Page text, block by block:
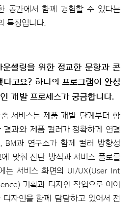
공간에서 함께 경험할 수 있다는
특징입니다.
셀링을 위한 정교한 문항과 콘
다고요? 하나의 프로그램이 완성
개발 프로세스가 궁금합니다.
서비스는 제품 개발 단계부터 함
결과와 제품 컬러가 정확하게 연결
BM과 연구소가 함께 컬러 방향성
맞춰 진단 방식과 서비스 플로를
는 서비스 화면의 UI/UX(User Int
기획과 디자인 작업으로 이어
디자인을 함께 담당하고 있어서 전